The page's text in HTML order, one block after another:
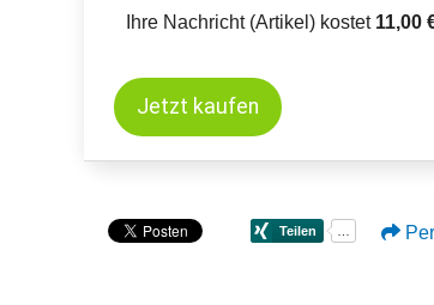
Ihre Nachricht (Artikel) kostet 11,00
Jetzt kaufen